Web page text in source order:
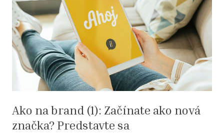
Ako na brand (1): Začínate ako nová
značka? Predstavte sa
brand
(1):
Začínate
ako
nová
značka?
Predstavte
sa